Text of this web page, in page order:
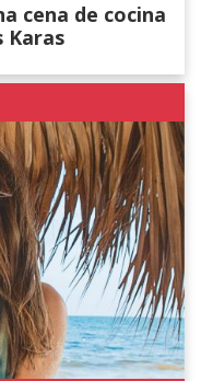
cena de cocina
Karas